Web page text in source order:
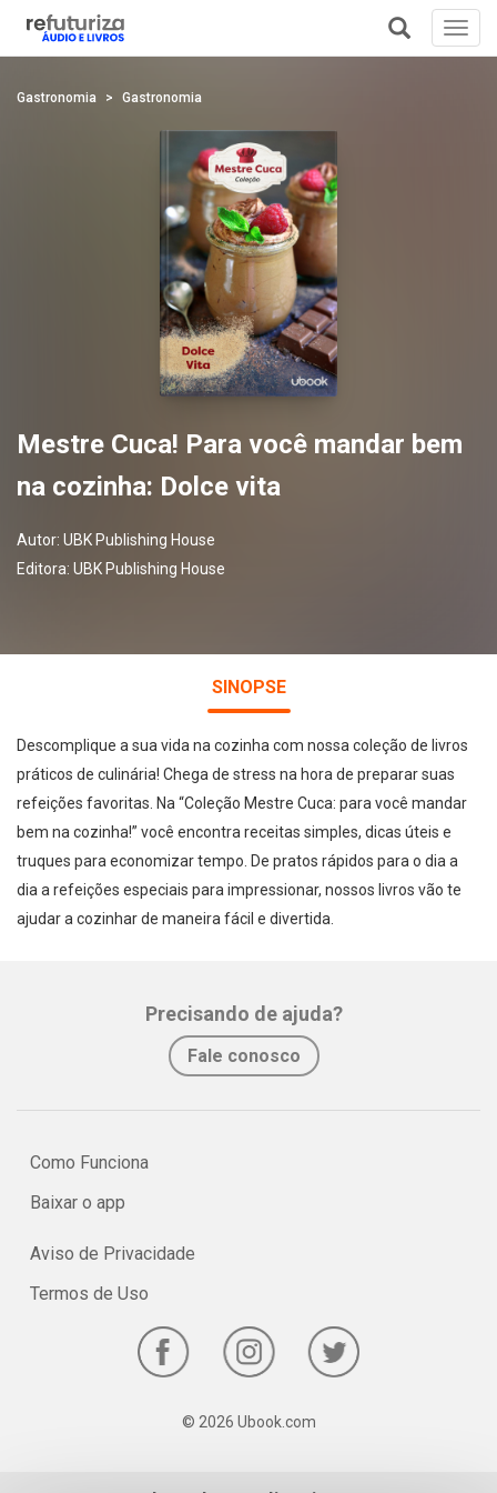
Gastronomia Gastronomia
Mestre Cuca! Para você mandar bem
na cozinha: Dolce vita
Autor: UBK Publishing House
Editora: UBK Publishing House
SINOPSE
Descomplique a sua vida na cozinha com nossa coleção de livros
práticos de culinária! Chega de stress na hora de preparar suas
refeições favoritas. Na “Coleção Mestre Cuca: para você mandar
bem na cozinha!” você encontra receitas simples, dicas úteis e
truques para economizar tempo. De pratos rápidos para o dia a
dia a refeições especiais para impressionar, nossos livros vão te
ajudar a cozinhar de maneira fácil e divertida.
Precisando de ajuda?
Fale conosco
Como Funciona
Baixar o app
Aviso de Privacidade
Termos de Uso
© 2026 Ubook.com